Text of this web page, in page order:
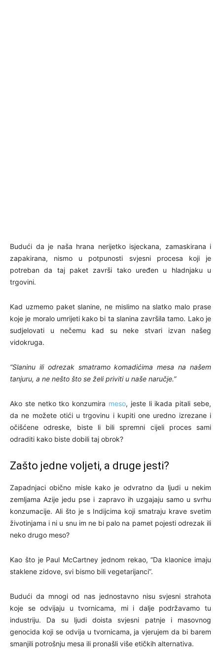
Budući da je naša hrana nerijetko isjeckana, zamaskirana i
zapakirana, nismo u potpunosti svjesni procesa koji je
potreban da taj paket završi tako uređen u hladnjaku u
trgovini.
Kad uzmemo paket slanine, ne mislimo na slatko malo prase
koje je moralo umrijeti kako bi ta slanina završila tamo. Lako je
sudjelovati u nečemu kad su neke stvari izvan našeg
vidokruga.
“Slaninu ili odrezak smatramo komadićima mesa na našem
tanjuru, a ne nešto što se želi priviti u naše naručje.”
Ako ste netko tko konzumira meso, jeste li ikada pitali sebe,
da ne možete otići u trgovinu i kupiti one uredno izrezane i
očišćene odreske, biste li bili spremni cijeli proces sami
odraditi kako biste dobili taj obrok?
Zašto jedne voljeti, a druge jesti?
Zapadnjaci obično misle kako je odvratno da ljudi u nekim
zemljama Azije jedu pse i zapravo ih uzgajaju samo u svrhu
konzumacije. Ali što je s Indijcima koji smatraju krave svetim
životinjama i ni u snu im ne bi palo na pamet pojesti odrezak ili
neko drugo meso?
Kao što je Paul McCartney jednom rekao, “Da klaonice imaju
staklene zidove, svi bismo bili vegetarijanci”.
Budući da mnogi od nas jednostavno nisu svjesni strahota
koje se odvijaju u tvornicama, mi i dalje podržavamo tu
industriju. Da su ljudi doista svjesni patnje i masovnog
genocida koji se odvija u tvornicama, ja vjerujem da bi barem
smanjili potrošnju mesa ili pronašli više etičkih alternativa.